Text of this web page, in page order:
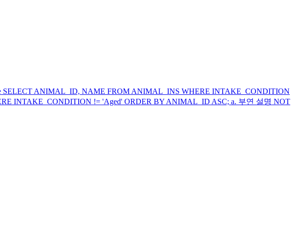
ANIMAL_ID, NAME FROM ANIMAL_INS WHERE INTAKE_CONDITION
INTAKE_CONDITION != 'Aged' ORDER BY ANIMAL_ID ASC; a. 부연 설명 NOT